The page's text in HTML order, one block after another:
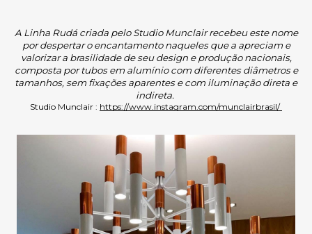
A Linha Rudá criada pelo Studio Munclair recebeu este nome
por despertar o encantamento naqueles que a apreciam e
valorizar a brasilidade de seu design e produção nacionais,
composta por tubos em alumínio com diferentes diâmetros e
tamanhos, sem fixações aparentes e com iluminação direta e
indireta.
Studio Munclair : https://www.instagram.com/munclairbrasil/